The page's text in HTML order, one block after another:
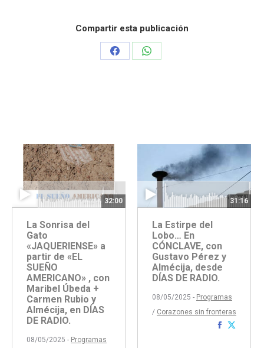
Compartir esta publicación
Share
Share
32:00
La Sonrisa del
Gato
«JAQUERIENSE» a
partir de «EL
SUEÑO
AMERICANO» , con
Maribel Úbeda +
Carmen Rubio y
Almécija, en DÍAS
DE RADIO.
08/05/2025 - Programas
31:16
La Estirpe del
Lobo… En
CÓNCLAVE, con
Gustavo Pérez y
Almécija, desde
DÍAS DE RADIO.
08/05/2025 - Programas
/ Corazones sin fronteras
Compartir